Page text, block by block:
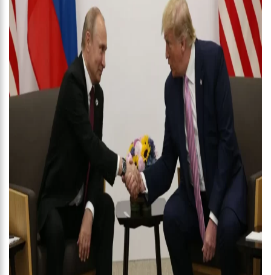
Gato desaparecido há 10 anos reencontra tutora
10:58
Homem t0rturad0 é jogado em frente à UBS do Cacau Pirêra,
18:07
Shakira e Tom Cruise são vistos no GP de Miami, e internet
especula romance
18:02
Mulher joga água fervente em marido e filho de 3 anos
Presidente Lula propõe nova mudança no SALÁRIO MÍNIMO
dos brasileiros
Em comemoração ao Dia das Mães, Wilson Lima antecipa
pagamento do Auxílio Estadual
Polo Industrial de Manaus fatura R$ 26,9 bilhões e tem
melhor resultado desde 2019
17:41
Prefeitura de Manaus recebe comitiva internacional em visita
a equipamentos socioassistenciais da cidade
17:36
Águas de Manaus abre inscrições para curso gratuito de
bombeiro hidráulico com vagas exclusivas para mulheres
12:11
Aluno tenta furar colega em sala de aula na zona leste de
Manaus